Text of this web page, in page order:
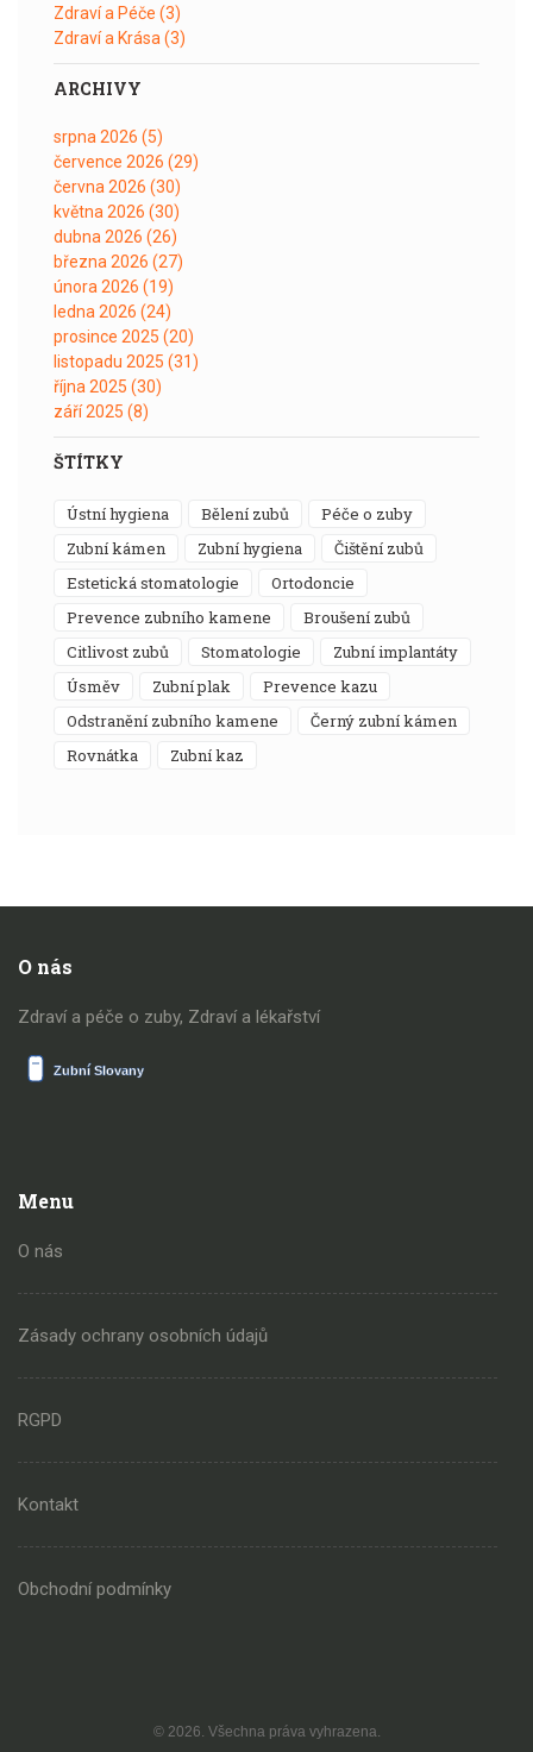
Zdraví a Péče (3)
Zdraví a Krása (3)
ARCHIVY
srpna 2026 (5)
července 2026 (29)
června 2026 (30)
května 2026 (30)
dubna 2026 (26)
března 2026 (27)
února 2026 (19)
ledna 2026 (24)
prosince 2025 (20)
listopadu 2025 (31)
října 2025 (30)
září 2025 (8)
ŠTÍTKY
ústní hygiena bělení zubů
péče o zuby
zubní kámen
zubní hygiena
čištění zubů
estetická stomatologie
ortodoncie
prevence zubního kamene
broušení zubů
citlivost zubů
stomatologie
zubní implantáty
úsměv
zubní plak
prevence kazu
odstranění zubního kamene
černý zubní kámen
rovnátka
zubní kaz
O nás
Zdraví a péče o zuby, Zdraví a lékařství
Menu
O nás
Zásady ochrany osobních údajů
RGPD
Kontakt
Obchodní podmínky
© 2026. Všechna práva vyhrazena.